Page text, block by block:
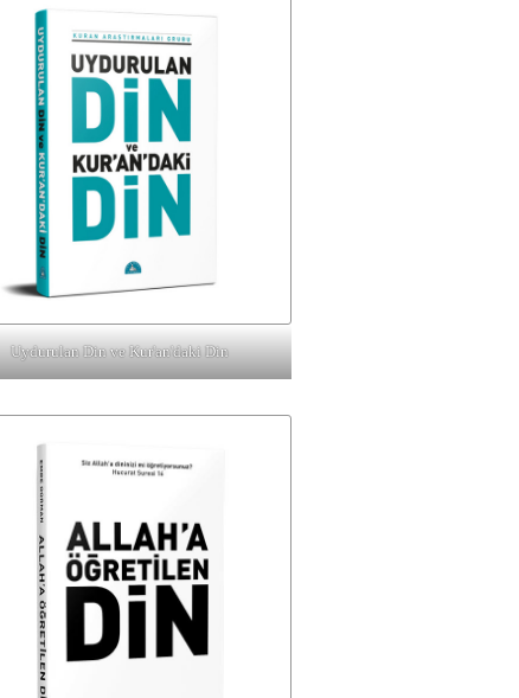
Uydurulan Din ve Kur'an'daki Din